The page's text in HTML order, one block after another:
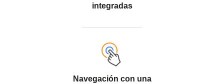
integradas
Navegación con una